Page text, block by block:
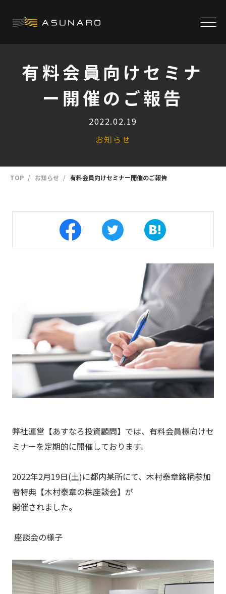
有料会員向けセミナ
ー開催のご報告
2022.02.19
お知らせ
TOP お知らせ 有料会員向けセミナー開催のご報告
弊社運営【あすなろ投資顧問】では、有料会員様向けセ
ミナーを定期的に開催しております。
2022年2月19日(土)に都内某所にて、木村泰章銘柄参加
者特典【木村泰章の株座談会】が
開催されました。
座談会の様子